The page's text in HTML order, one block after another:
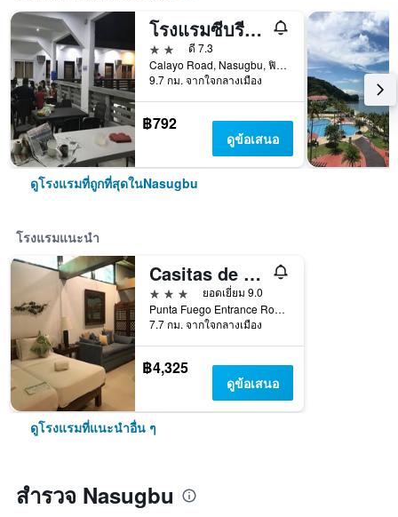
โรงแรมซีบรีซ บีชลอดจ์
2 ดาว
ดี 7.3
Calayo Road, Nasugbu, ฟิลิปปินส์
9.7 กม. จากใจกลางเมือง
฿792
ดูข้อเสนอ
ดูโรงแรมที่ถูกที่สุดในNasugbu
โรงแรมแนะนำ
Casitas de Victoria
3 ดาว
ยอดเยี่ยม 9.0
Punta Fuego Entrance Road, Nasugbu, ฟิลิปปินส์
7.7 กม. จากใจกลางเมือง
฿4,325
ดูข้อเสนอ
ดูโรงแรมที่แนะนำอื่น ๆ
สำรวจ Nasugbu